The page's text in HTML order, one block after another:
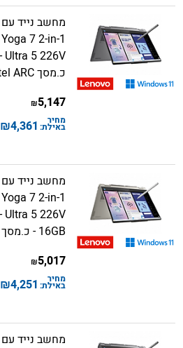
כ.מסך Intel ARC - אפור
5,147
₪
מחיר
באילת: 4,361
₪
16GB - כ.מסך Intel ARC - אפור בהיר
5,017
₪
מחיר
באילת: 4,251
₪